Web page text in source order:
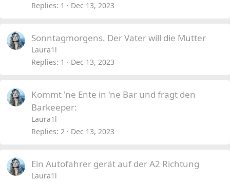
Replies 1 Dec 13, 2023
Sonntagmorgens. Der Vater will die Mutter
Laura1l
Replies 1 Dec 13, 2023
Kommt 'ne Ente in 'ne Bar und fragt den
Barkeeper:
Laura1l
Replies 2 Dec 13, 2023
Ein Autofahrer gerät auf der A2 Richtung
Laura1l